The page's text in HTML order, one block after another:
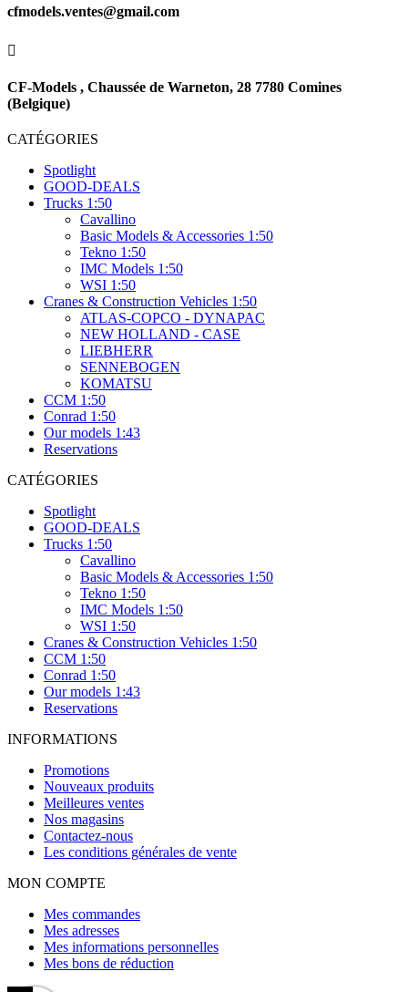
cfmodels.ventes@gmail.com

CF-Models , Chaussée de Warneton, 28 7780 Comines
(Belgique)
CATÉGORIES
Spotlight
GOOD-DEALS
Trucks 1:50
Cavallino
Basic Models & Accessories 1:50
Tekno 1:50
IMC Models 1:50
WSI 1:50
Cranes & Construction Vehicles 1:50
ATLAS-COPCO - DYNAPAC
NEW HOLLAND - CASE
LIEBHERR
SENNEBOGEN
KOMATSU
CCM 1:50
Conrad 1:50
Our models 1:43
Reservations
CATÉGORIES
Spotlight
GOOD-DEALS
Trucks 1:50
Cavallino
Basic Models & Accessories 1:50
Tekno 1:50
IMC Models 1:50
WSI 1:50
Cranes & Construction Vehicles 1:50
CCM 1:50
Conrad 1:50
Our models 1:43
Reservations
INFORMATIONS
Promotions
Nouveaux produits
Meilleures ventes
Nos magasins
Contactez-nous
Les conditions générales de vente
MON COMPTE
Mes commandes
Mes adresses
Mes informations personnelles
Mes bons de réduction